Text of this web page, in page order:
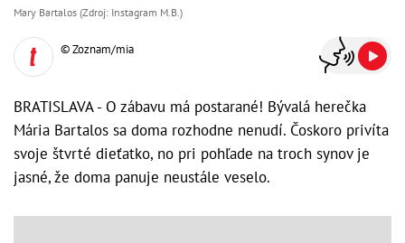
Mary Bartalos (Zdroj: Instagram M.B.)
© Zoznam/mia
BRATISLAVA - O zábavu má postarané! Bývalá herečka
Mária Bartalos sa doma rozhodne nenudí. Čoskoro privíta
svoje štvrté dieťatko, no pri pohľade na troch synov je
jasné, že doma panuje neustále veselo.